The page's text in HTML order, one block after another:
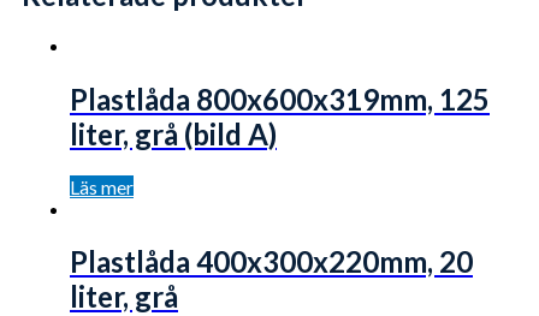
Plastlåda 800x600x319mm, 125
liter, grå (bild A)
Läs mer
Plastlåda 400x300x220mm, 20
liter, grå